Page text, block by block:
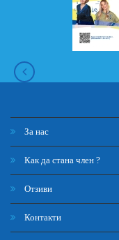
За нас
Как да стана член ?
Отзиви
Контакти